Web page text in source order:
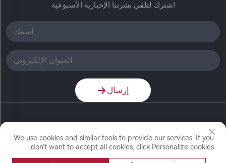
اشترك لتلقي نشرتنا الإخبارية الأسبوعية
إرسال
جميع الحقوق محفوظة © شركة نانجينغ رونش الكيميائية
المحدودة
We use cookies and similar tools to provide our services. If you
don't want to accept all cookies, click Personalize cookies.